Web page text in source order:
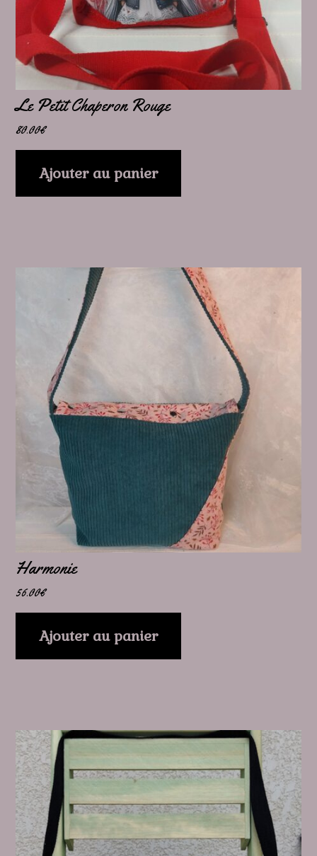
Le Petit Chaperon Rouge
80.00€
Ajouter au panier
Harmonie
56.00€
Ajouter au panier
Ce
produit
a
plusieurs
variations.